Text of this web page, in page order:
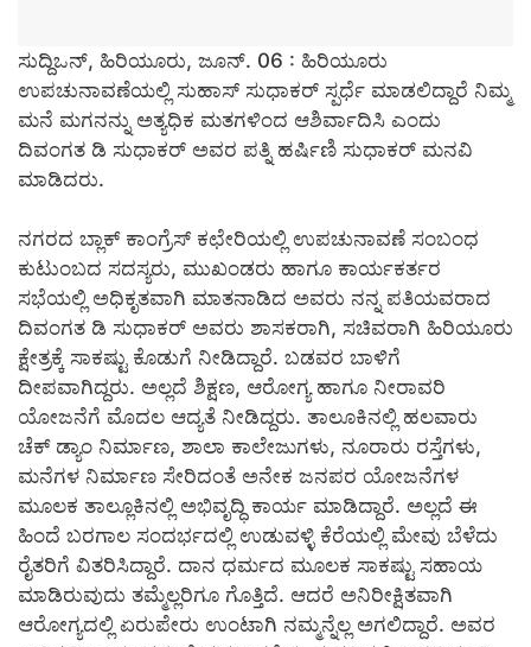
ಸುದ್ದಿಒನ್, ಹಿರಿಯೂರು, ಜೂನ್‌. 06 : ಹಿರಿಯೂರು
ಉಪಚುನಾವಣೆಯಲ್ಲಿ ಸುಹಾಸ್ ಸುಧಾಕರ್ ಸ್ಪರ್ಧೆ ಮಾಡಲಿದ್ದಾರೆ ನಿಮ್ಮ
ಮನೆ ಮಗನನ್ನು ಅತ್ಯಧಿಕ ಮತಗಳಿಂದ ಆಶಿರ್ವಾದಿಸಿ ಎಂದು
ದಿವಂಗತ ಡಿ ಸುಧಾಕರ್ ಅವರ ಪತ್ನಿ ಹರ್ಷಿಣಿ ಸುಧಾಕರ್ ಮನವಿ
ಮಾಡಿದರು.
ನಗರದ ಬ್ಲಾಕ್ ಕಾಂಗ್ರೆಸ್ ಕಛೇರಿಯಲ್ಲಿ ಉಪಚುನಾವಣೆ ಸಂಬಂಧ
ಕುಟುಂಬದ ಸದಸ್ಯರು, ಮುಖಂಡರು ಹಾಗೂ ಕಾರ್ಯಕರ್ತರ
ಸಭೆಯಲ್ಲಿ ಅಧಿಕೃತವಾಗಿ ಮಾತನಾಡಿದ ಅವರು ನನ್ನ ಪತಿಯವರಾದ
ದಿವಂಗತ ಡಿ ಸುಧಾಕರ್ ಅವರು ಶಾಸಕರಾಗಿ, ಸಚಿವರಾಗಿ ಹಿರಿಯೂರು
ಕ್ಷೇತ್ರಕ್ಕೆ ಸಾಕಷ್ಟು ಕೊಡುಗೆ ನೀಡಿದ್ದಾರೆ. ಬಡವರ ಬಾಳಿಗೆ
ದೀಪವಾಗಿದ್ದರು. ಅಲ್ಲದೆ ಶಿಕ್ಷಣ, ಆರೋಗ್ಯ ಹಾಗೂ ನೀರಾವರಿ
ಯೋಜನೆಗೆ ಮೊದಲ ಆದ್ಯತೆ ನೀಡಿದ್ದರು. ತಾಲೂಕಿನಲ್ಲಿ ಹಲವಾರು
ಚೆಕ್ ಡ್ಯಾಂ ನಿರ್ಮಾಣ, ಶಾಲಾ ಕಾಲೇಜುಗಳು, ನೂರಾರು ರಸ್ತೆಗಳು,
ಮನೆಗಳ ನಿರ್ಮಾಣ ಸೇರಿದಂತೆ ಅನೇಕ ಜನಪರ ಯೋಜನೆಗಳ
ಮೂಲಕ ತಾಲ್ಲೂಕಿನಲ್ಲಿ ಅಭಿವೃದ್ಧಿ ಕಾರ್ಯ ಮಾಡಿದ್ದಾರೆ. ಅಲ್ಲದೆ ಈ
ಹಿಂದೆ ಬರಗಾಲ ಸಂದರ್ಭದಲ್ಲಿ ಉಡುವಳ್ಳಿ ಕೆರೆಯಲ್ಲಿ ಮೇವು ಬೆಳೆದು
ರೈತರಿಗೆ ವಿತರಿಸಿದ್ದಾರೆ. ದಾನ ಧರ್ಮದ ಮೂಲಕ ಸಾಕಷ್ಟು ಸಹಾಯ
ಮಾಡಿರುವುದು ತಮ್ಮೆಲ್ಲರಿಗೂ ಗೊತ್ತಿದೆ. ಆದರೆ ಅನಿರೀಕ್ಷಿತವಾಗಿ
ಆರೋಗ್ಯದಲ್ಲಿ ಏರುಪೇರು ಉಂಟಾಗಿ ನಮ್ಮನ್ನೆಲ್ಲ ಅಗಲಿದ್ದಾರೆ. ಅವರ